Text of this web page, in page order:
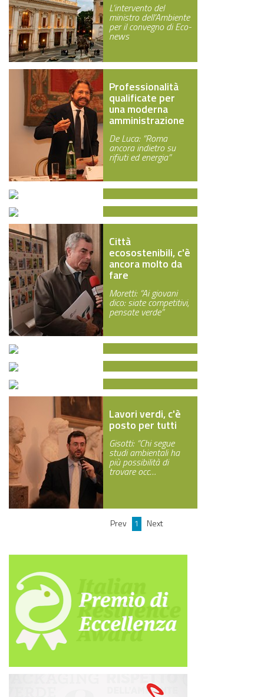
GREEN TECH
GLOCAL
ECO-EVENTI
ECOINCENTRIAMOCI
ottimi gli interventi dei
relator…
L’intervento del
ministro dell’Ambiente
per il convegno di Eco-
news
Professionalità
qualificate per
una moderna
amministrazione
De Luca: “Roma
ancora indietro su
rifiuti ed energia”
Ambiente, molte
sfide per un
futuro sostenibile
Clima, economia,
energia: le strade da
intraprendere
Rinnovabili
potenziale da
sviluppare
In Alto Adige 465 le
aziende che lavorano
nel settore
Città
ecosostenibili, c'è
ancora molto da
fare
Moretti: “Ai giovani
dico: siate competitivi,
pensate verde”
L'esigenza
assoluta di fare
meglio con meno
Frey: “Bisogna
investire nella crescita
e nell’equità”
Cosa puoi fare
per la tua città?
Un bando europeo per
progetti innovativi
riservato ai giovani
under 30…
Sole, energia
inesauribile
In Africa del Nord il
progetto Desertec, un
grande parco di
rinnovabil…
Lavori verdi, c'è
posto per tutti
Gisotti: “Chi segue
studi ambientali ha
più possibilità di
trovare occ…
Prev 1 Next